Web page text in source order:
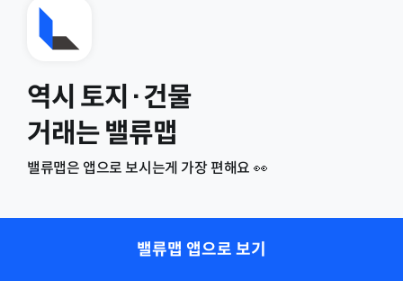
역시 토지·건물
거래는 밸류맵
밸류맵은 앱으로 보시는게 가장 편해요 👀
밸류맵 앱으로 보기